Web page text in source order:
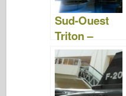
Sud-Ouest
Triton –
Photos &
Vidéo